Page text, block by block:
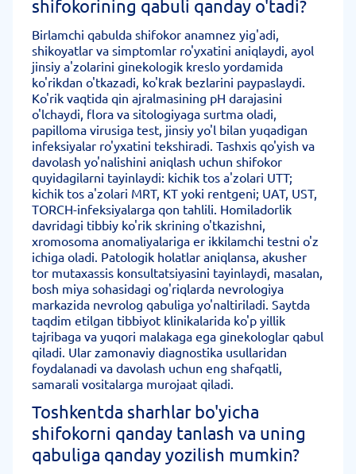
shifokorining qabuli qanday o'tadi?
Birlamchi qabulda shifokor anamnez yig'adi,
shikoyatlar va simptomlar ro'yxatini aniqlaydi, ayol
jinsiy a'zolarini ginekologik kreslo yordamida
ko'rikdan o'tkazadi, ko'krak bezlarini paypaslaydi.
Ko'rik vaqtida qin ajralmasining pH darajasini
o'lchaydi, flora va sitologiyaga surtma oladi,
papilloma virusiga test, jinsiy yo'l bilan yuqadigan
infeksiyalar ro'yxatini tekshiradi. Tashxis qo'yish va
davolash yo'nalishini aniqlash uchun shifokor
quyidagilarni tayinlaydi: kichik tos a'zolari UTT;
kichik tos a'zolari MRT, KT yoki rentgeni; UAT, UST,
TORCH-infeksiyalarga qon tahlili. Homiladorlik
davridagi tibbiy ko'rik skrining o'tkazishni,
xromosoma anomaliyalariga er ikkilamchi testni o'z
ichiga oladi. Patologik holatlar aniqlansa, akusher
tor mutaxassis konsultatsiyasini tayinlaydi, masalan,
bosh miya sohasidagi og'riqlarda nevrologiya
markazida nevrolog qabuliga yo'naltiriladi. Saytda
taqdim etilgan tibbiyot klinikalarida ko'p yillik
tajribaga va yuqori malakaga ega ginekologlar qabul
qiladi. Ular zamonaviy diagnostika usullaridan
foydalanadi va davolash uchun eng shafqatli,
samarali vositalarga murojaat qiladi.
Toshkentda sharhlar bo'yicha
shifokorni qanday tanlash va uning
qabuliga qanday yozilish mumkin?